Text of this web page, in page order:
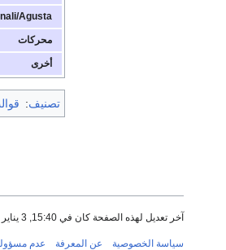
Agusta
محركات
أخرى
تصنيف:
آخر تعديل لهذه الصفحة كان في 15:40, 3 يناير 2014.
سياسة الخصوصية عن المعرفة عدم